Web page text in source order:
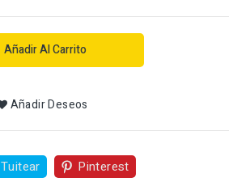
Añadir Al Carrito
Añadir Deseos
Tuitear Pinterest